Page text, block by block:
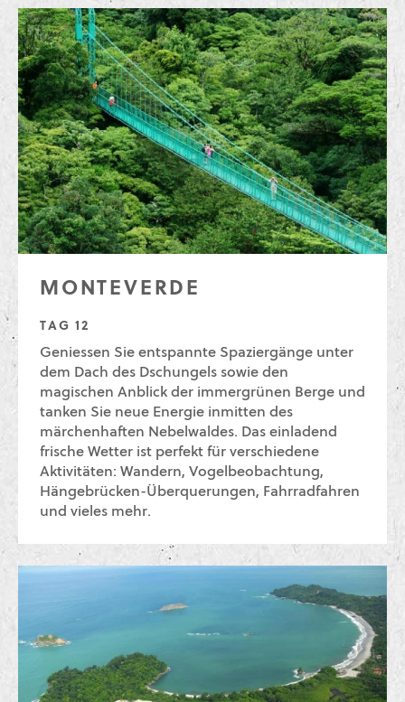
MONTEVERDE
TAG 12
Geniessen Sie entspannte Spaziergänge unter
dem Dach des Dschungels sowie den
magischen Anblick der immergrünen Berge und
tanken Sie neue Energie inmitten des
märchenhaften Nebelwaldes. Das einladend
frische Wetter ist perfekt für verschiedene
Aktivitäten: Wandern, Vogelbeobachtung,
Hängebrücken-Überquerungen, Fahrradfahren
und vieles mehr.